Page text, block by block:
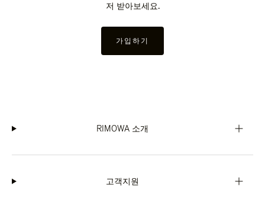
저 받아보세요.
가입하기
RIMOWA 소개
고객지원